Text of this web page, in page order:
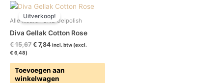
Uitverkoop!
Alle kleuren Diva Gelpolish
Diva Gellak Cotton Rose
€15,67
Oorspronkelijke
prijs
was:
€ 7,84
Huidige
prijs
is:
incl. btw (excl.
€ 6,48)
Toevoegen aan
winkelwagen